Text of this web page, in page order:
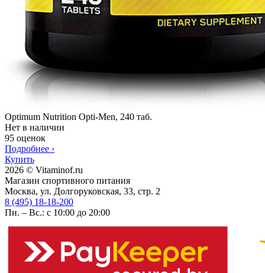
Optimum Nutrition Opti-Men, 240 таб.
Нет в наличии
95 оценок
Подробнее ›
Купить
2026 © Vitaminof.ru
Магазин спортивного питания
Москва, ул. Долгоруковская, 33, стр. 2
8 (495) 18-18-200
Пн. – Вс.: с 10:00 до 20:00